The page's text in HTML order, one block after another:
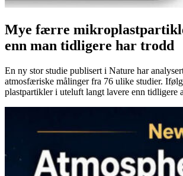
Mye færre
enn man tidligere har trodd
En ny stor studie publisert i Nature har
atmosfæriske målinger fra 76 ulike studier.
plastpartikler i uteluft langt lavere enn tidligere